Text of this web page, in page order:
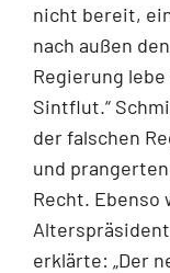
nicht bereit,
nach außen
Regierung
Sintflut.“
der falschen
und
Recht. Ebenso
Alterspräsident
erklärte: „Der